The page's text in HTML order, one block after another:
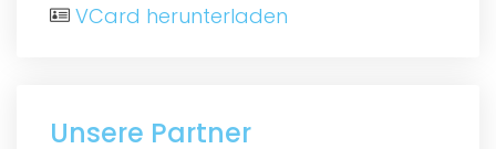
VCard herunterladen
Unsere Partner